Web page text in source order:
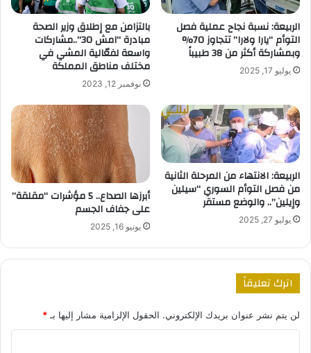
الربيعة: نسبة نجاح عملية فصل
التوأم “يارا ولارا” تتجاوز 70%
وبمشاركة أكثر من 38 طبيباً
يوليو 17, 2025
بالتزامن مع إطلاق وزير الصحة
مبادرة “امش 30”..مشاركات
واسعة لفعّالية المشي في
مختلف مناطق المملكة
نوفمبر 12, 2023
الربيعة: الانتهاء من المرحلة الثانية
من فصل التوأم السوري “سيلين
وإيلين”.. والوضع مستقر
يوليو 27, 2025
أبرزها الصداع.. 5 مؤشرات “مقلقة”
على جفاف الجسم
يونيو 16, 2025
اترك تعليقاً
لن يتم نشر عنوان بريدك الإلكتروني. الحقول الإلزامية مشار إليها بـ*